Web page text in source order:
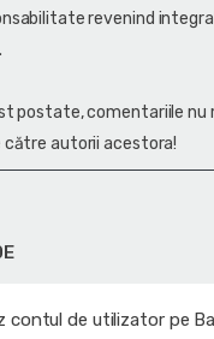
contul de utilizator pe
revenind
postate, comentariile nu
autorii acestora!